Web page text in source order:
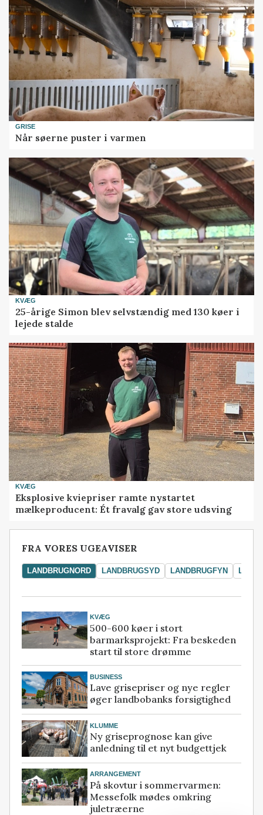
GRISE
Når søerne puster i varmen
KVÆG
25-årige Simon blev selvstændig med 130 køer i
lejede stalde
KVÆG
Eksplosive kviepriser ramte nystartet
mælkeproducent: Ét fravalg gav store udsving
FRA VORES UGEAVISER
LANDBRUGNORD LANDBRUGSYD LANDBRUGFYN
KVÆG
500-600 køer i stort
barmarksprojekt: Fra beskeden
start til store drømme
BUSINESS
Lave grisepriser og nye regler
øger landbobanks forsigtighed
KLUMME
Ny griseprognose kan give
anledning til et nyt budgettjek
ARRANGEMENT
På skovtur i sommervarmen:
Messefolk mødes omkring
juletræerne